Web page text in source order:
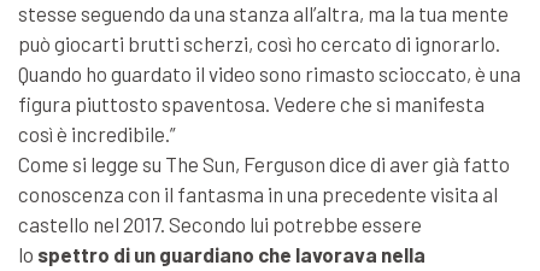
stesse seguendo da una stanza all’altra, ma la tua mente
può giocarti brutti scherzi, così ho cercato di ignorarlo.
Quando ho guardato il video sono rimasto scioccato, è una
figura piuttosto spaventosa. Vedere che si manifesta
così è incredibile.”
Come si legge su The Sun, Ferguson dice di aver già fatto
conoscenza con il fantasma in una precedente visita al
castello nel 2017. Secondo lui potrebbe essere
lo spettro di un guardiano che lavorava nella